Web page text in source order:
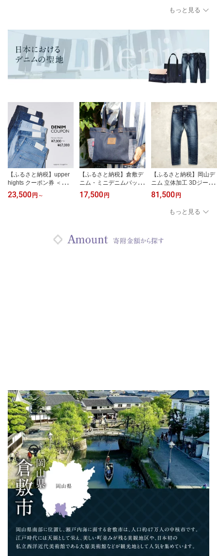
作り
月 岡山県産 米 お米 白
米 ライス ブランド米
弁当 主食 光沢 粘り 食卓
和食 日本食
もっと見る
【ふるさと納税】upper
hights クーポン券 ＜選べ
るクーポン金額＞7,000
円～67,000円分（レディ
るさと 納税 岡山県 倉敷
23,500 円 ～
【ふるさと納税】倉敷デ
ニム・ミニデニムバッグ
ファッション かばん ト
ートバッグ デニム 岡山
17,500 円
【ふるさと納税】岡山デ
ニム 立体加工 3Dジーン
ズ スリムテーパード 選
べる サイズ 28インチ～3
6インチ ファッション デ
ニムファッション パンツ
デニム メンズファッショ
81,500 円
もっと見る